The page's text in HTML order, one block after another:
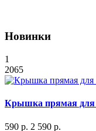
Новинки
1
2065
Крышка прямая для
590 р. 2 590 р.